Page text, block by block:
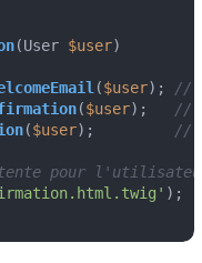
(User $user
($user);
//
($user);
//
($user); //
pour
);